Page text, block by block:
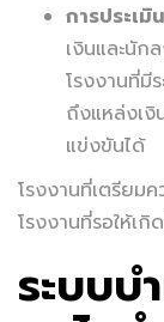
การประเมิ
เงินและนัก
โรงงานที่มี
ถึงแหล่งเงิ
แข่งขันได้
โรงงานที่เตรียม
โรงงานที่รอให้เ
ระบบบ